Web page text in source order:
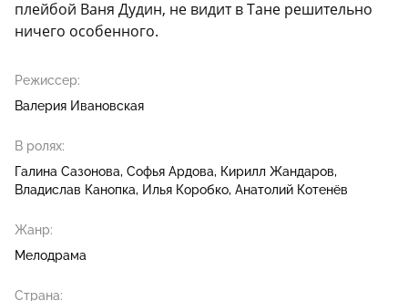
плейбой Ваня Дудин, не видит в Тане решительно
ничего особенного.
Режиссер:
Валерия Ивановская
В ролях:
Галина Сазонова Софья Ардова
Кирилл Жандаров
Владислав Канопка
Илья Коробко Анатолий Котенёв
Жанр:
Мелодрама
Страна: